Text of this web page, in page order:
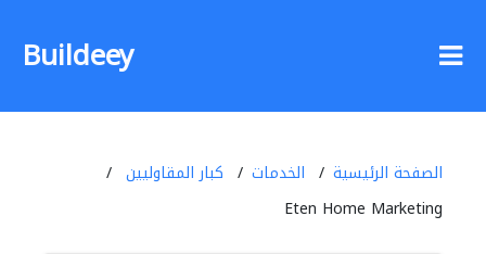
Buildeey
الصفحة الرئيسية الخدمات
كبار المقاوليين
Eten Home Marketing